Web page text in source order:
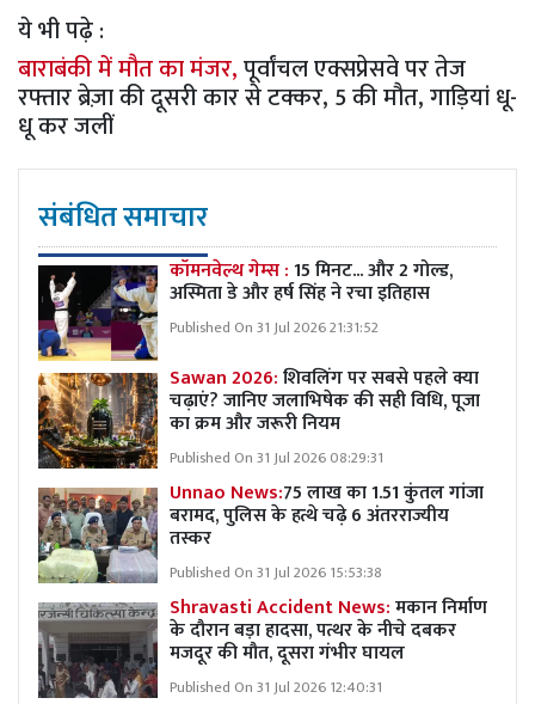
ये भी पढ़े :
बाराबंकी में मौत का मंजर,पूर्वांचल एक्सप्रेसवे पर तेज
रफ्तार ब्रेज़ा की दूसरी कार से टक्कर, 5 की मौत, गाड़ियां धू-
धू कर जलीं
संबंधित समाचार
कॉमनवेल्थ गेम्स :15 मिनट... और 2 गोल्ड,
अस्मिता डे और हर्ष सिंह ने रचा इतिहास
Published On 31 Jul 2026 21:31:52
Sawan 2026:शिवलिंग पर सबसे पहले क्या
चढ़ाएं? जानिए जलाभिषेक की सही विधि, पूजा
का क्रम और जरूरी नियम
Published On 31 Jul 2026 08:29:31
Unnao News:75 लाख का 1.51 कुंतल गांजा
बरामद, पुलिस के हत्थे चढ़े 6 अंतरराज्यीय
तस्कर
Published On 31 Jul 2026 15:53:38
Shravasti Accident News:मकान निर्माण
के दौरान बड़ा हादसा, पत्थर के नीचे दबकर
मजदूर की मौत, दूसरा गंभीर घायल
Published On 31 Jul 2026 12:40:31